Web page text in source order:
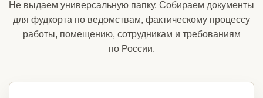
Не выдаем универсальную папку. Собираем документы
для фудкорта по ведомствам, фактическому процессу
работы, помещению, сотрудникам и требованиям
по России.